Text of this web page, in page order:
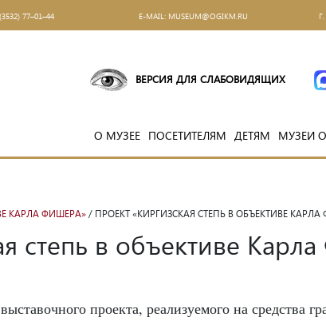
77–01–44 Е-MAIL: MUSEUM@OGIKM.RU
ВЕРСИЯ ДЛЯ СЛАБОВИДЯЩИХ
О МУЗЕЕ ПОСЕТИТЕЛЯМ ДЕТЯМ МУЗЕИ
КАРЛА ФИШЕРА» / ПРОЕКТ «КИРГИЗСКАЯ СТЕПЬ В ОБЪЕКТИВЕ КАРЛА
степь в объективе
проекта, реализуемого на средства